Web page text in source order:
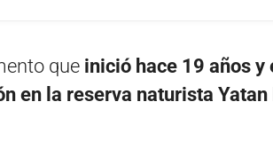
que inició hace 19 años y
en la reserva naturista Yatan